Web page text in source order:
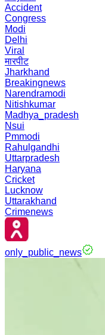
Accident
Congress
Modi
Delhi
Viral
मारपीट
Jharkhand
Breakingnews
Narendramodi
Nitishkumar
Madhya_pradesh
Nsui
Pmmodi
Rahulgandhi
Uttarpradesh
Haryana
Cricket
Lucknow
Uttarakhand
Crimenews
only_public_news